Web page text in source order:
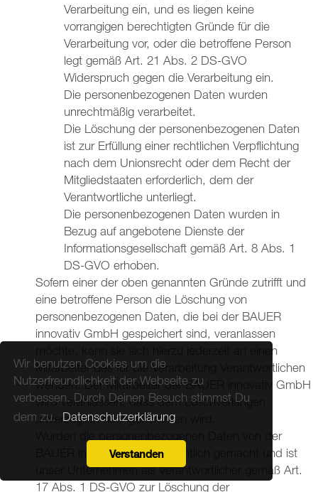
Wir benutzen Cookies um die
Nutzerfreundlichkeit der Webseite zu
verbessen. Durch Deinen Besuch stimmst Du
dem zu. Datenschutzerklärung
Verstanden
Verarbeitung ein, und es liegen keine
vorrangigen berechtigten Gründe für die
Verarbeitung vor, oder die betroffene Person
legt gemäß Art. 21 Abs. 2 DS-GVO
Widerspruch gegen die Verarbeitung ein.
Die personenbezogenen Daten wurden
unrechtmäßig verarbeitet.
Die Löschung der personenbezogenen Daten
ist zur Erfüllung einer rechtlichen Verpflichtung
nach dem Unionsrecht oder dem Recht der
Mitgliedstaaten erforderlich, dem der
Verantwortliche unterliegt.
Die personenbezogenen Daten wurden in
Bezug auf angebotene Dienste der
Informationsgesellschaft gemäß Art. 8 Abs. 1
DS-GVO erhoben.
Sofern einer der oben genannten Gründe zutrifft und
eine betroffene Person die Löschung von
personenbezogenen Daten, die bei der BAUER
innovativ GmbH gespeichert sind, veranlassen
möchte, kann sie sich hierzu jederzeit an einen
Mitarbeiter des für die Verarbeitung Verantwortlichen
wenden. Der Mitarbeiter der BAUER innovativ GmbH
wird veranlassen, dass dem Löschverlangen
unverzüglich nachgekommen wird.
Wurden die personenbezogenen Daten von der
BAUER innovativ GmbH öffentlich gemacht und ist
unser Unternehmen als Verantwortlicher gemäß Art.
17 Abs. 1 DS-GVO zur Löschung der